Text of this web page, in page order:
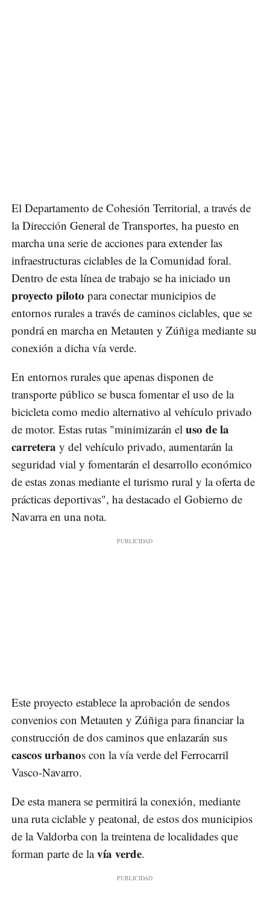
El Departamento de Cohesión Territorial, a través de
la Dirección General de Transportes, ha puesto en
marcha una serie de acciones para extender las
infraestructuras ciclables de la Comunidad foral.
Dentro de esta línea de trabajo se ha iniciado un
proyecto piloto para conectar municipios de
entornos rurales a través de caminos ciclables, que se
pondrá en marcha en Metauten y Zúñiga mediante su
conexión a dicha vía verde.
En entornos rurales que apenas disponen de
transporte público se busca fomentar el uso de la
bicicleta como medio alternativo al vehículo privado
de motor. Estas rutas "minimizarán el uso de la
carretera y del vehículo privado, aumentarán la
seguridad vial y fomentarán el desarrollo económico
de estas zonas mediante el turismo rural y la oferta de
prácticas deportivas", ha destacado el Gobierno de
Navarra en una nota.
Este proyecto establece la aprobación de sendos
convenios con Metauten y Zúñiga para financiar la
construcción de dos caminos que enlazarán sus
cascos urbanos con la vía verde del Ferrocarril
Vasco-Navarro.
De esta manera se permitirá la conexión, mediante
una ruta ciclable y peatonal, de estos dos municipios
de la Valdorba con la treintena de localidades que
forman parte de lavía verde.